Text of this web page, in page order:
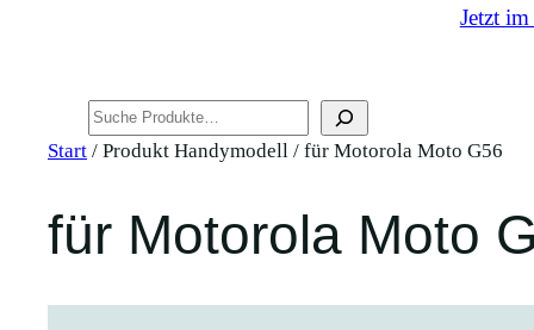
Jetzt
Start / Produkt Handymodell / für Motorola Moto G56
für Motorola Moto